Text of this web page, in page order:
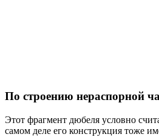
По строению нераспорной
Этот фрагмент дюбеля условно
самом деле его конструкция тоже